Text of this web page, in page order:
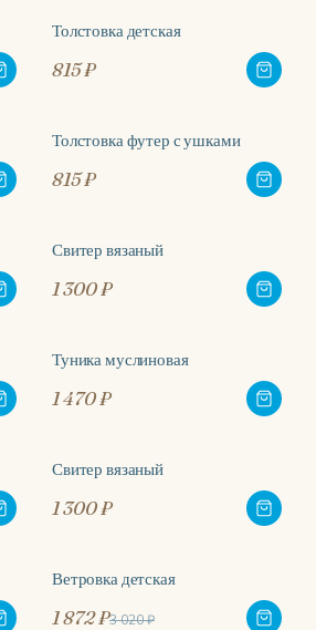
Толстовка детская
815 ₽
Толстовка футер с ушками
815 ₽
Свитер вязаный
1 300 ₽
Туника муслиновая
1 470 ₽
ХИТ
Свитер вязаный
1 300 ₽
-38%
Ветровка детская
1 872 ₽3 020 ₽